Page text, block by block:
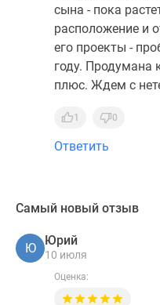
сына - пока
расположение и
его проекты -
году.
плюс. Ждем с
1 0
Ответить
Самый новый отзыв
Ю
Юрий
10 июля
Оценка: